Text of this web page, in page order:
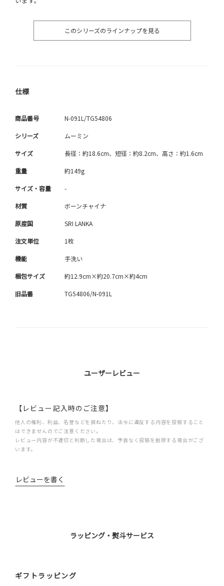
このシリーズのラインナップを見る
仕様
商品番号 N-091L/TG54806
シリーズ ムーミン
サイズ 長径：約18.6cm、短径：約8.2cm、高さ：約1.6cm
重量 約149g
サイズ・容量 -
材質 ボーンチャイナ
原産国 SRI LANKA
注文単位 1枚
機能 手洗い
梱包サイズ 約12.9cm×約20.7cm×約4cm
旧品番 TG54806/N-091L
ユーザーレビュー
【レビュー記入時のご注意】
他人の権利、利益、名誉などを損ねたり、法令に違反する内容を投稿すること
はできませんのでご注意ください。
レビュー内容が不適切と判断した場合は、予告なく投稿を削除する場合がござ
います。
レビューを書く
ラッピング・熨斗サービス
ギフトラッピング